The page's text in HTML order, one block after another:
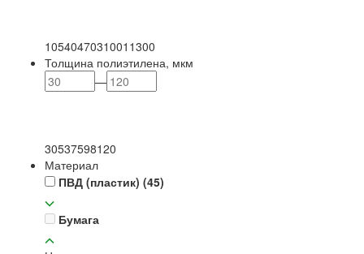
1054047031001 1300
Толщина полиэтилена, мкм
—
30537598120
Материал
ПВД (пластик) (45)
Бумага